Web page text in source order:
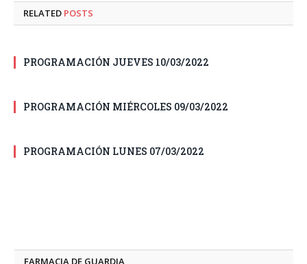
RELATED POSTS
PROGRAMACIÓN JUEVES 10/03/2022
PROGRAMACIÓN MIÉRCOLES 09/03/2022
PROGRAMACIÓN LUNES 07/03/2022
FARMACIA DE GUARDIA